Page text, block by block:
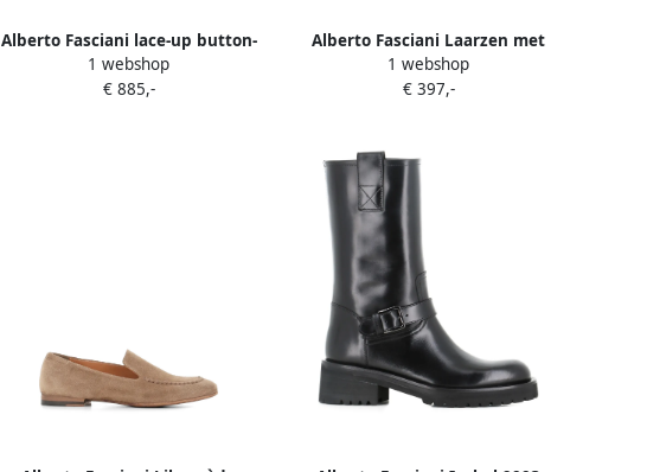
Alberto Fasciani lace-up button-
detail boots Zwart
1 webshop
€ 885,-
Alberto Fasciani Laarzen met
platte zool Bruin
1 webshop
€ 397,-